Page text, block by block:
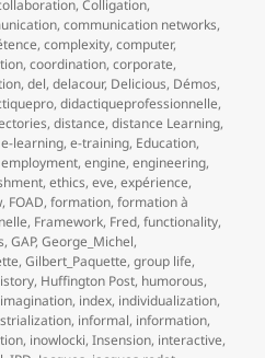
,Colligation,
,communication networks,
,complexity,computer,
,coordination,corporate,
,del,delacour, Delicious, Démos,
,didactiqueprofessionnelle,
,distance,distance Learning,
e-learning,e-training, Education,
employment,engine,engineering,
,ethics,eve,expérience,
, FOAD,formation,formation à
, Framework, Fred,functionality,
,GAP,George_Michel,
,Gilbert_Paquette,group life,
, Huffington Post, humorous,
imagination, index, individualization,
, informal, information,
, inowlocki,Insension, interactive,